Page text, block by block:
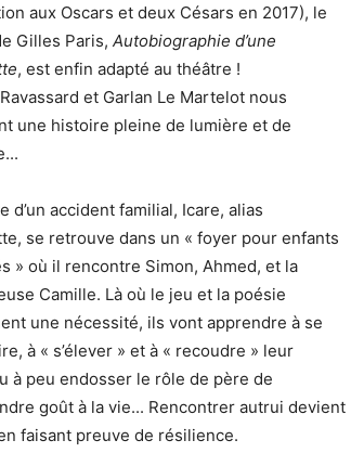
aux Oscars et deux Césars en 2017), le
Gilles Paris, Autobiographie d’une
, est enfin adapté au théâtre !
et Garlan Le Martelot nous
une histoire pleine de lumière et de
d’un accident familial, Icare, alias
se retrouve dans un « foyer pour enfants
» où il rencontre Simon, Ahmed, et la
Camille. Là où le jeu et la poésie
une nécessité, ils vont apprendre à se
à « s’élever » et à « recoudre » leur
à peu endosser le rôle de père de
goût à la vie... Rencontrer autrui devient
faisant preuve de résilience.